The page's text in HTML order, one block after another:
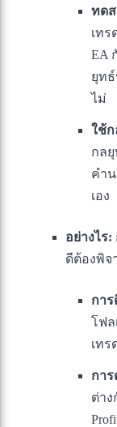
ทดส
เท
EA
ยุท
ไม่
ใช้
กล
คำ
เอง
อย่างไร:
ดีต้องพิจ
การ
โฟ
เทร
การ
ต่าง